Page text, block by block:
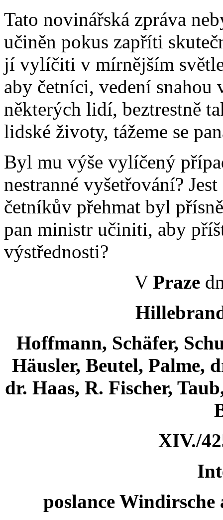
Tato novinářská zpráva
učiněn pokus zapříti
jí vylíčiti v mírnějším
aby četníci, vedení
některých lidí, beztrestně
lidské životy, tážeme se
Byl mu výše vylíčený
nestranné vyšetřování?
četníkův přehmat byl
pan ministr učiniti, aby
výstřednosti?
V Praze
Hoffmann, Schäfer,
Häusler, Beutel, Palme,
dr. Haas, R. Fischer,
XIV./
poslance